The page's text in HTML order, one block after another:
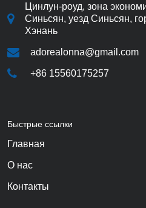
Цинлун-роуд, зона
Синьсян, уезд Синьсян,
Хэнань
adorealonna@gmail.com
+86 15560175257
Быстрые ссылки
Главная
О нас
Контакты